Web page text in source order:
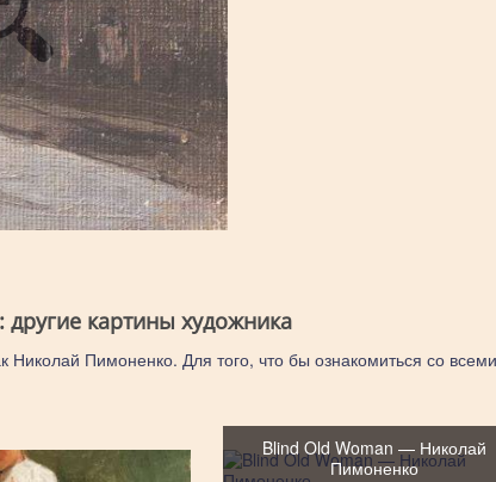
картины художника
Николай Пимоненко. Для того, что бы ознакомиться со всеми
Blind Old Woman — Николай
Пимоненко